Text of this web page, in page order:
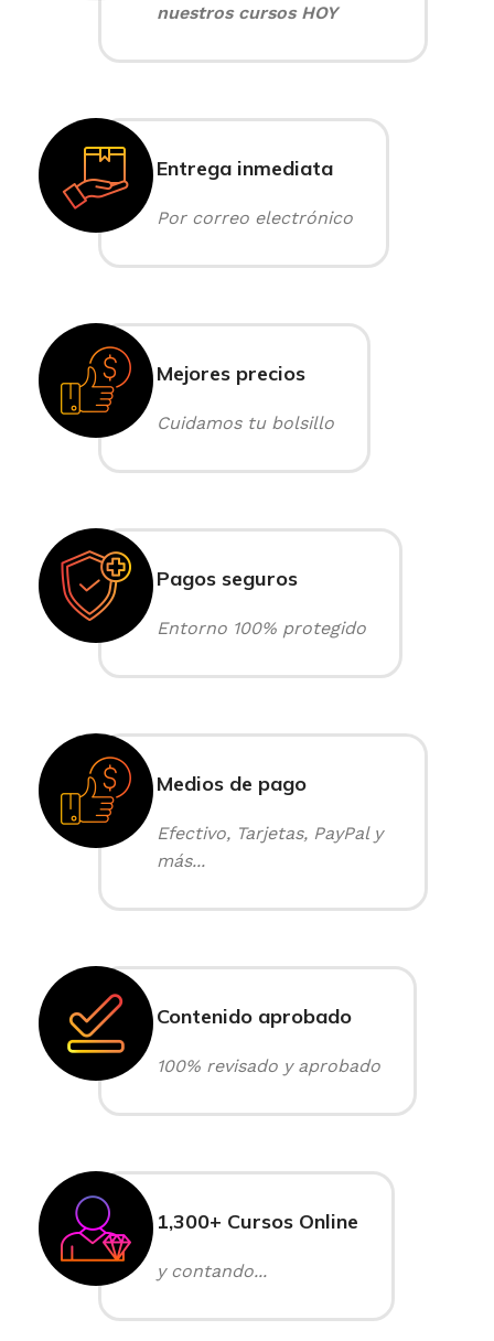
nuestros cursos HOY
Entrega inmediata
Por correo electrónico
Mejores precios
Cuidamos tu bolsillo
Pagos seguros
Entorno 100% protegido
Medios de pago
Efectivo, Tarjetas, PayPal y
más...
Contenido aprobado
100% revisado y aprobado
1,300+ Cursos Online
y contando...